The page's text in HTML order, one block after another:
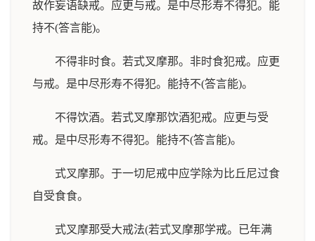
故作妄语缺戒。应更与戒。是中尽形寿不得犯。能
持不(答言能)。
不得非时食。若式叉摩那。非时食犯戒。应更
与戒。是中尽形寿不得犯。能持不(答言能)。
不得饮酒。若式叉摩那饮酒犯戒。应更与受
戒。是中尽形寿不得犯。能持不(答言能)。
式叉摩那。于一切尼戒中应学除为比丘尼过食
自受食食。
式叉摩那受大戒法(若式叉摩那学戒。已年满